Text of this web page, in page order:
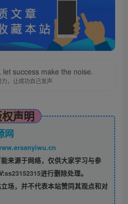
success make the noise.
，让成功自己发声
声明
网
来源于网络，仅供大家学习与参
ss23152315进行删除处理。
场，并不代表本站赞同其观点和对